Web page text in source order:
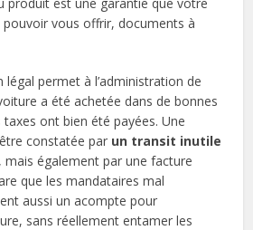
vous offrir, documents à
légal permet à l’administration de
a été achetée dans de bonnes
ont bien été payées. Une
constatée par un transit inutile
, mais également par une facture
que les mandataires mal
aussi un acompte pour
sans réellement entamer les